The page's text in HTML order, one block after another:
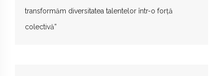
transformăm diversitatea talentelor într-o forță
colectivă”